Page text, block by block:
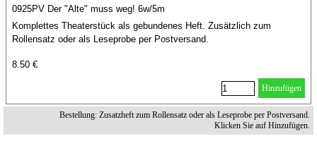
0925PV Der "Alte" muss weg! 6w/5m
Komplettes Theaterstück als gebundenes Heft. Zusätzlich zum
Rollensatz oder als Leseprobe per Postversand.
8.50 €
Hinzufügen
Bestellung: Zusatzheft zum Rollensatz oder als Leseprobe per Postversand.
Klicken Sie auf Hinzufügen.